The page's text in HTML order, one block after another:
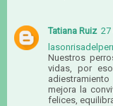
Tatiana Ruiz 27
Nuestros
vidas, por
mejora la
felices,